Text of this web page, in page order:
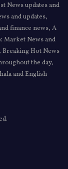
News updates and
and updates,
finance news, A
Market News and
Breaking Hot News
the day,
and English